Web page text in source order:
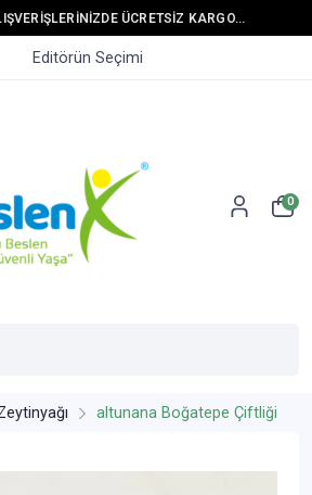
ÜCRETSİZ KARGO...
Editörün Seçimi
0
altunana Boğatepe Çiftliği